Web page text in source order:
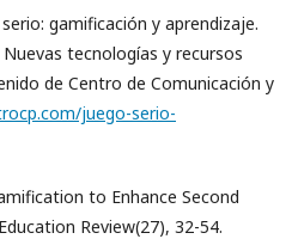
gamificación y aprendizaje.
tecnologías y recursos
de Centro de Comunicación y
juego-serio-
to Enhance Second
Review(27), 32-54.